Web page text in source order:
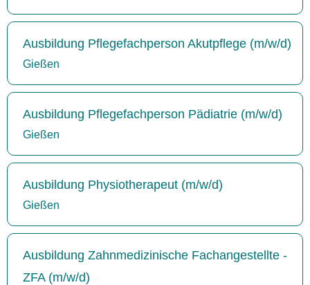
Ausbildung Pflegefachperson Akutpflege (m/w/d)
Gießen
Ausbildung Pflegefachperson Pädiatrie (m/w/d)
Gießen
Ausbildung Physiotherapeut (m/w/d)
Gießen
Ausbildung Zahnmedizinische Fachangestellte -
ZFA (m/w/d)